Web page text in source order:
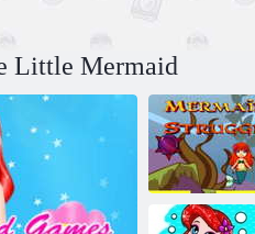
Little Mermaid